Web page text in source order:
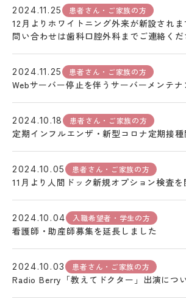
2024.11.25 患者さん・ご家族の方
12月よりホワイトニング外来が新設され
問い合わせは歯科口腔外科までご連絡くだ
2024.11.25 患者さん・ご家族の方
Webサーバー停止を伴うサーバーメンテナ
2024.10.18 患者さん・ご家族の方
定期インフルエンザ・新型コロナ定期接
2024.10.05 患者さん・ご家族の方
11月より人間ドック新規オプション検査を
2024.10.04 入職希望者・学生の方
看護師・助産師募集を延長しました
2024.10.03 患者さん・ご家族の方
Radio Berry「教えてドクター」出演につ